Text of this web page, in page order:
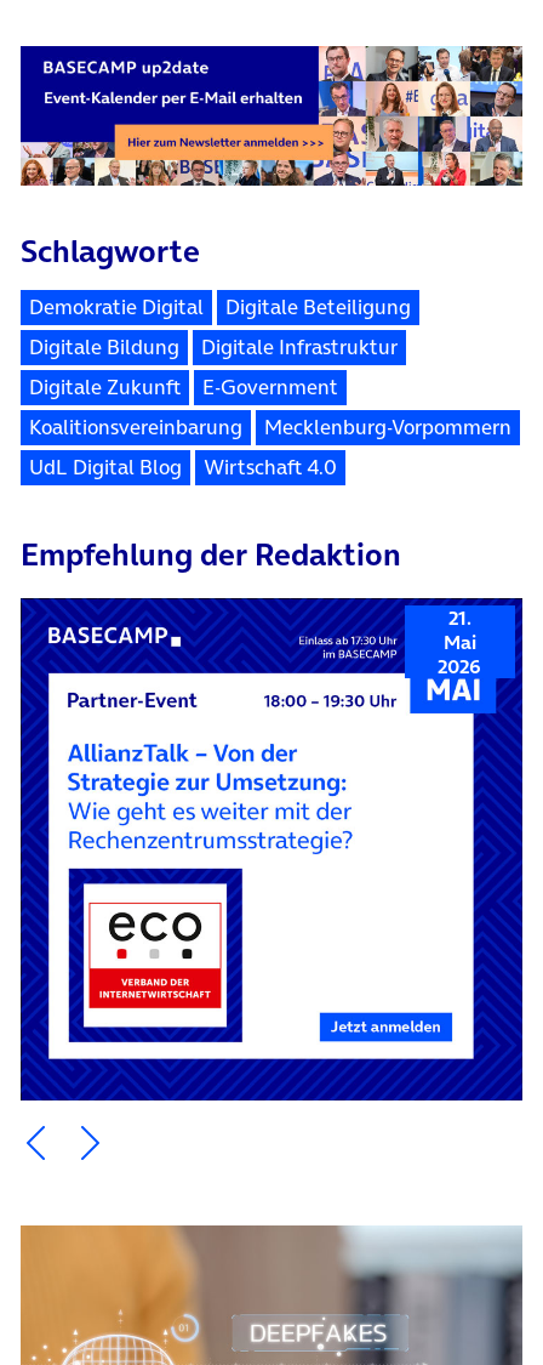
Schlagworte
Demokratie Digital
Digitale Beteiligung
Digitale Bildung
Digitale Infrastruktur
Digitale Zukunft
E-Government
Koalitionsvereinbarung
Mecklenburg-Vorpommern
UdL Digital Blog
Wirtschaft 4.0
Empfehlung der Redaktion
21.
Mai
2026
Ein Element zurück blättern
Ein Element weiter blättern